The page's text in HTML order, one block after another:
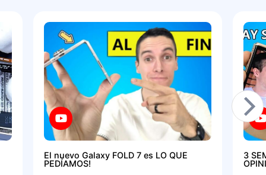
El nuevo Galaxy FOLD 7 es LO QUE
PEDÍAMOS!
3